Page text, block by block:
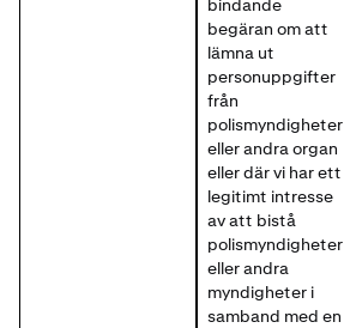
bindande
begäran om att
lämna ut
personuppgifter
från
polismyndigheter
eller andra organ
eller där vi har ett
legitimt intresse
av att bistå
polismyndigheter
eller andra
myndigheter i
samband med en